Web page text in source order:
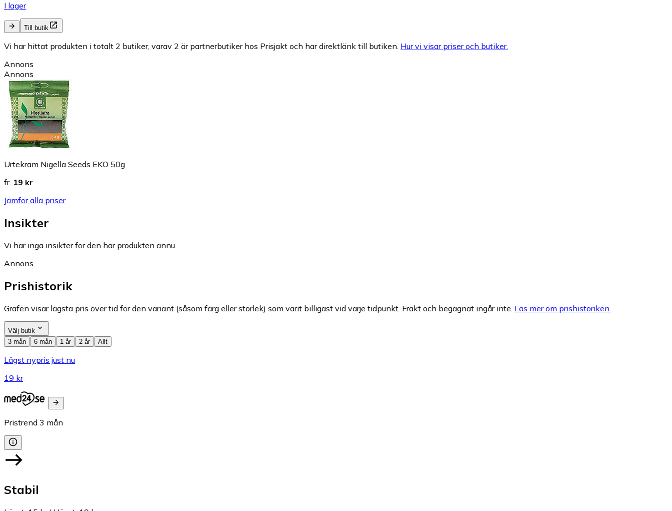
I lager
Till butik
Vi har hittat produkten i totalt 2 butiker, varav 2 är partnerbutiker hos Prisjakt och har direktlänk till butiken. Hur vi visar priser och butiker.
Annons
Annons
Urtekram Nigella Seeds EKO 50g
fr. 19 kr
Jämför alla priser
Insikter
Vi har inga insikter för den här produkten ännu.
Annons
Prishistorik
Grafen visar lägsta pris över tid för den variant (såsom färg eller storlek) som varit billigast vid varje tidpunkt. Frakt och begagnat ingår inte. Läs mer om prishistoriken.
Välj butik
3 mån
6 mån 1 år 2 år Allt
Lägst nypris just nu
19 kr
Pristrend 3 mån
Stabil